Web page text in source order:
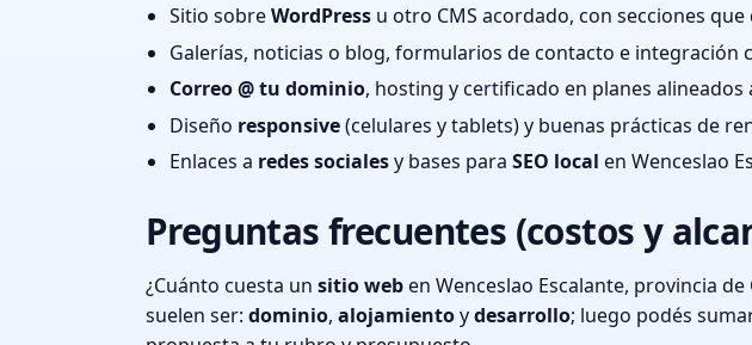
Sitio sobreWordPress u otro CMS acordado, con secciones
Galerías, noticias o blog, formularios de contacto e integración
Correo @ tu dominio, hosting y certificado en planes alineados
Diseño responsive(celulares y tablets) y buenas prácticas de
Enlaces a redes socialesy bases para SEO local en Wenceslao
Preguntas frecuentes (costos y
¿Cuánto cuesta un sitio weben Wenceslao Escalante, provincia
suelen ser: dominio, alojamientoydesarrollo; luego podés